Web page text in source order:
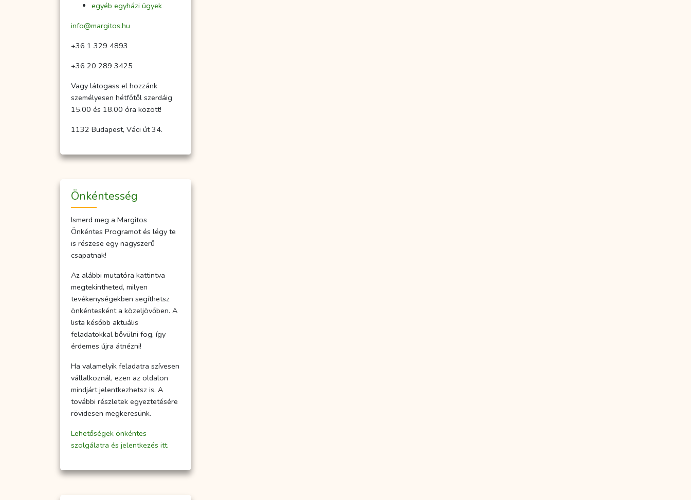
egyéb egyházi ügyek
info@margitos.hu
+36 1 329 4893
+36 20 289 3425
Vagy látogass el hozzánk
személyesen hétfőtől szerdáig
15.00 és 18.00 óra között!
1132 Budapest, Váci út 34.
Önkéntesség
Ismerd meg a Margitos
Önkéntes Programot és légy te
is részese egy nagyszerű
csapatnak!
Az alábbi mutatóra kattintva
megtekintheted, milyen
tevékenységekben segíthetsz
önkéntesként a közeljövőben. A
lista később aktuális
feladatokkal bővülni fog, így
érdemes újra átnézni!
Ha valamelyik feladatra szívesen
vállalkoznál, ezen az oldalon
mindjárt jelentkezhetsz is. A
további részletek egyeztetésére
rövidesen megkeresünk.
Lehetőségek önkéntes
szolgálatra és jelentkezés itt.